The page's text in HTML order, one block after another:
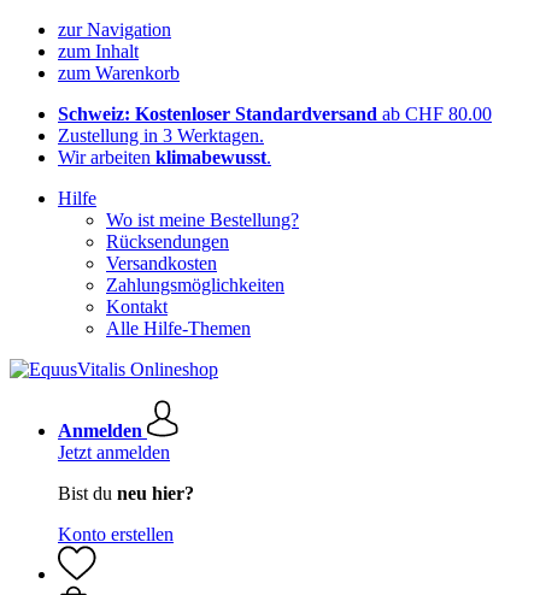
zur Navigation
zum Inhalt
zum Warenkorb
Schweiz: Kostenloser Standardversand ab CHF 80.00
Zustellung in 3 Werktagen.
Wir arbeiten klimabewusst.
Hilfe
Wo ist meine Bestellung?
Rücksendungen
Versandkosten
Zahlungsmöglichkeiten
Kontakt
Alle Hilfe-Themen
Anmelden
Jetzt anmelden
Bist du neu hier?
Konto erstellen